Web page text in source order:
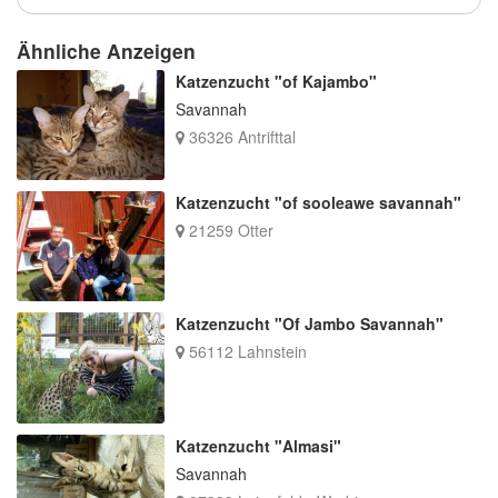
Ähnliche Anzeigen
Katzenzucht "of Kajambo"
Savannah
36326 Antrifttal
Katzenzucht "of sooleawe savannah"
21259 Otter
Katzenzucht "Of Jambo Savannah"
56112 Lahnstein
Katzenzucht "Almasi"
Savannah